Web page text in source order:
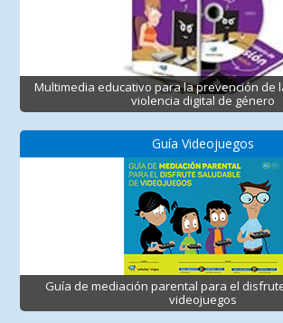
Multimedia educativo para la prevención de
violencia digital de género
Guía Videojuegos
Guía de mediación parental para el
videojuegos